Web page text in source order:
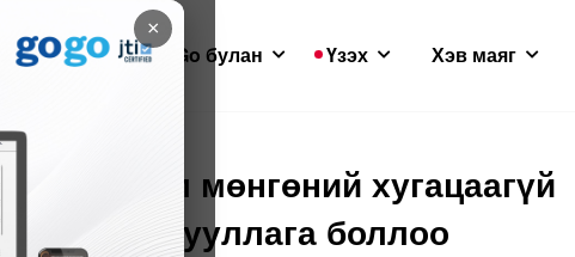
×
Мэдээ GoGo булан Үзэх Хэв маяг
Цахим мөнгөний хугацаагүй
байгууллага боллоо